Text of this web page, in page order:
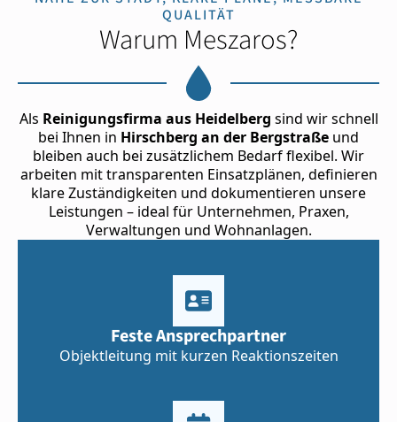
QUALITÄT
Warum Meszaros?
Als Reinigungsfirma aus Heidelberg sind wir schnell
bei Ihnen in Hirschberg an der Bergstraße und
bleiben auch bei zusätzlichem Bedarf flexibel. Wir
arbeiten mit transparenten Einsatzplänen, definieren
klare Zuständigkeiten und dokumentieren unsere
Leistungen – ideal für Unternehmen, Praxen,
Verwaltungen und Wohnanlagen.
Feste Ansprechpartner
Objektleitung mit kurzen Reaktionszeiten